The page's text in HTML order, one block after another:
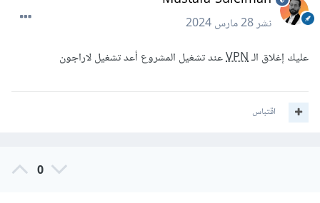
نشر28 مارس 2024
عليك إغلاق الـVPNعند تشغيل المشروع أعد تشغيل لاراجون
اقتباس
0